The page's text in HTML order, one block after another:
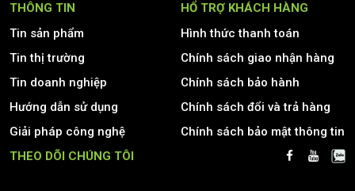
THÔNG TIN
Tin sản phẩm
Tin thị trường
Tin doanh nghiệp
Hướng dẫn sử dụng
Giải pháp công nghệ
HỔ TRỢ KHÁCH HÀNG
Hình thức thanh toán
Chính sách giao nhận hàng
Chính sách bảo hành
Chính sách đổi và trả hàng
Chính sách bảo mật thông tin
THEO DÕI CHÚNG TÔI